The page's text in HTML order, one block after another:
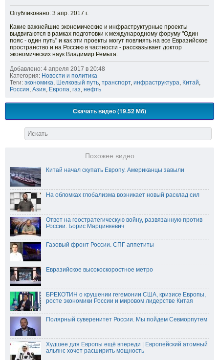
Опубликовано: 3 апр. 2017 г.
Какие важнейшие экономические и инфраструктурные проекты
выдвигаются в рамках подготовки к международному форуму "Один
пояс - один путь" и как эти проекты могут повлиять на все Евразийское
пространство и на Россию в частности - рассказывает доктор
экономических наук Владимир Ремыга.
Добавлено: 4 апреля 2017 в 20:48
Категория: Новости и политика
Теги: экономика, Шелковый путь, транспорт, инфраструктура, Китай,
Россия, Азия, Европа, газ, нефть
Скачать видео (19.52 Мб)
Похожее видео
Китай начал скупать Европу. Американцы завыли
На обломках глобализма возникает новый расклад сил
Ответ на геостратегическую войну, развязанную против
России. Борис Марцинкевич
Газовый фронт России. СПГ аппетиты
Евразийское высокоскоростное метро
БРЕКОТИН о крушении гегемонии США, кризисе Европы,
росте экономики России и мировом лидерстве Китая
Полярный суверенитет России. Мы пойдем Севморпутем
Худшее для Европы ещё впереди | Европейский атомный
альянс хочет расширить мощность